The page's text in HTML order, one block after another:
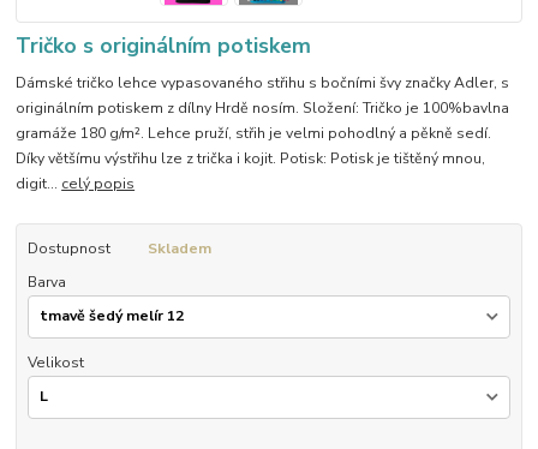
Tričko s originálním potiskem
Dámské tričko lehce vypasovaného střihu s bočními švy značky Adler, s
originálním potiskem z dílny Hrdě nosím. Složení: Tričko je 100%bavlna
gramáže 180 g/m². Lehce pruží, střih je velmi pohodlný a pěkně sedí.
Díky většímu výstřihu lze z trička i kojit. Potisk: Potisk je tištěný mnou,
digit... celý popis
Dostupnost
Skladem
Barva
Velikost